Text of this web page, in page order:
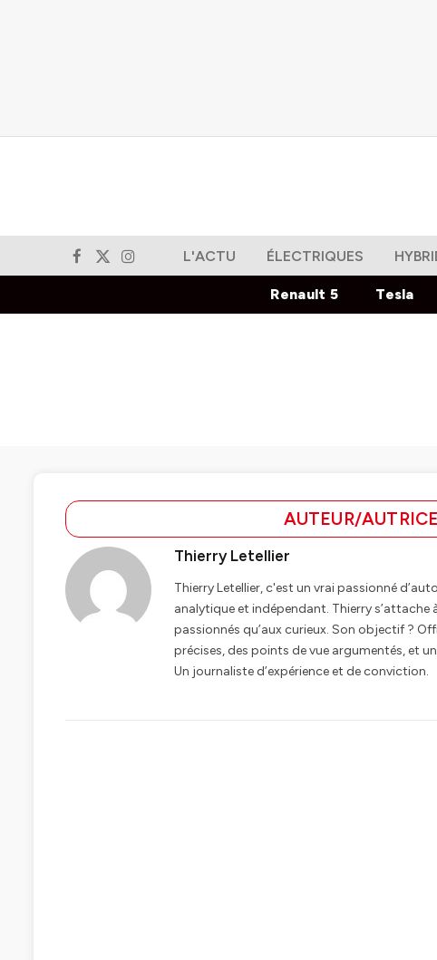
Facebook
X
InstagramL'ACTU ÉLECTRIQUES
Renault 5 Tesla
AUTEUR/
Thierry Letellier
Thierry Letellier, c'est un vrai passionné
analytique et indépendant. Thierry s’attache
passionnés qu’aux curieux. Son objectif ?
précises, des points de vue argumentés, et
Un journaliste d’expérience et de conviction.